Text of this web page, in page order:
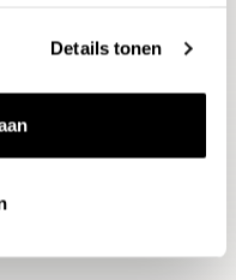
Details tonen